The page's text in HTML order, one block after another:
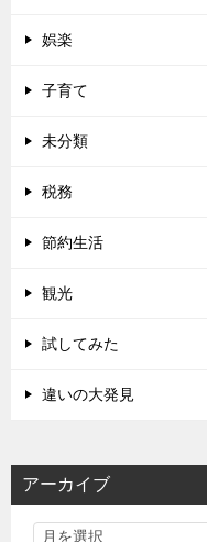
娯楽
子育て
未分類
税務
節約生活
観光
試してみた
違いの大発見
アーカイブ